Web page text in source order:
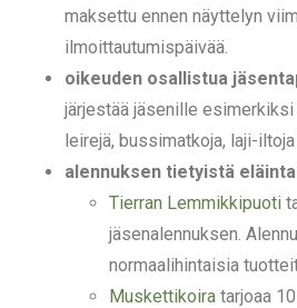
maksettu ennen näyttelyn
ilmoittautumispäivää.
oikeuden osallistua
järjestää jäsenille esimerkiksi
leirejä, bussimatkoja, laji-
alennuksen tietyistä
Tierran Lemmikkipuoti
jäsenalennuksen.
normaalihintaisia
Muskettikoira tarjoaa 10